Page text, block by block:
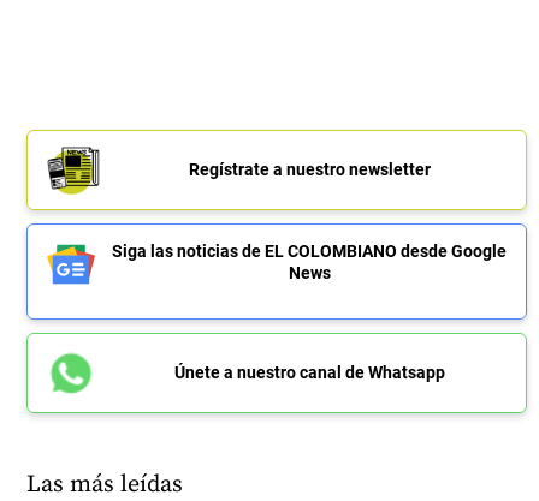
Regístrate a nuestro newsletter
Siga las noticias de EL COLOMBIANO desde Google
News
Únete a nuestro canal de Whatsapp
Las más leídas